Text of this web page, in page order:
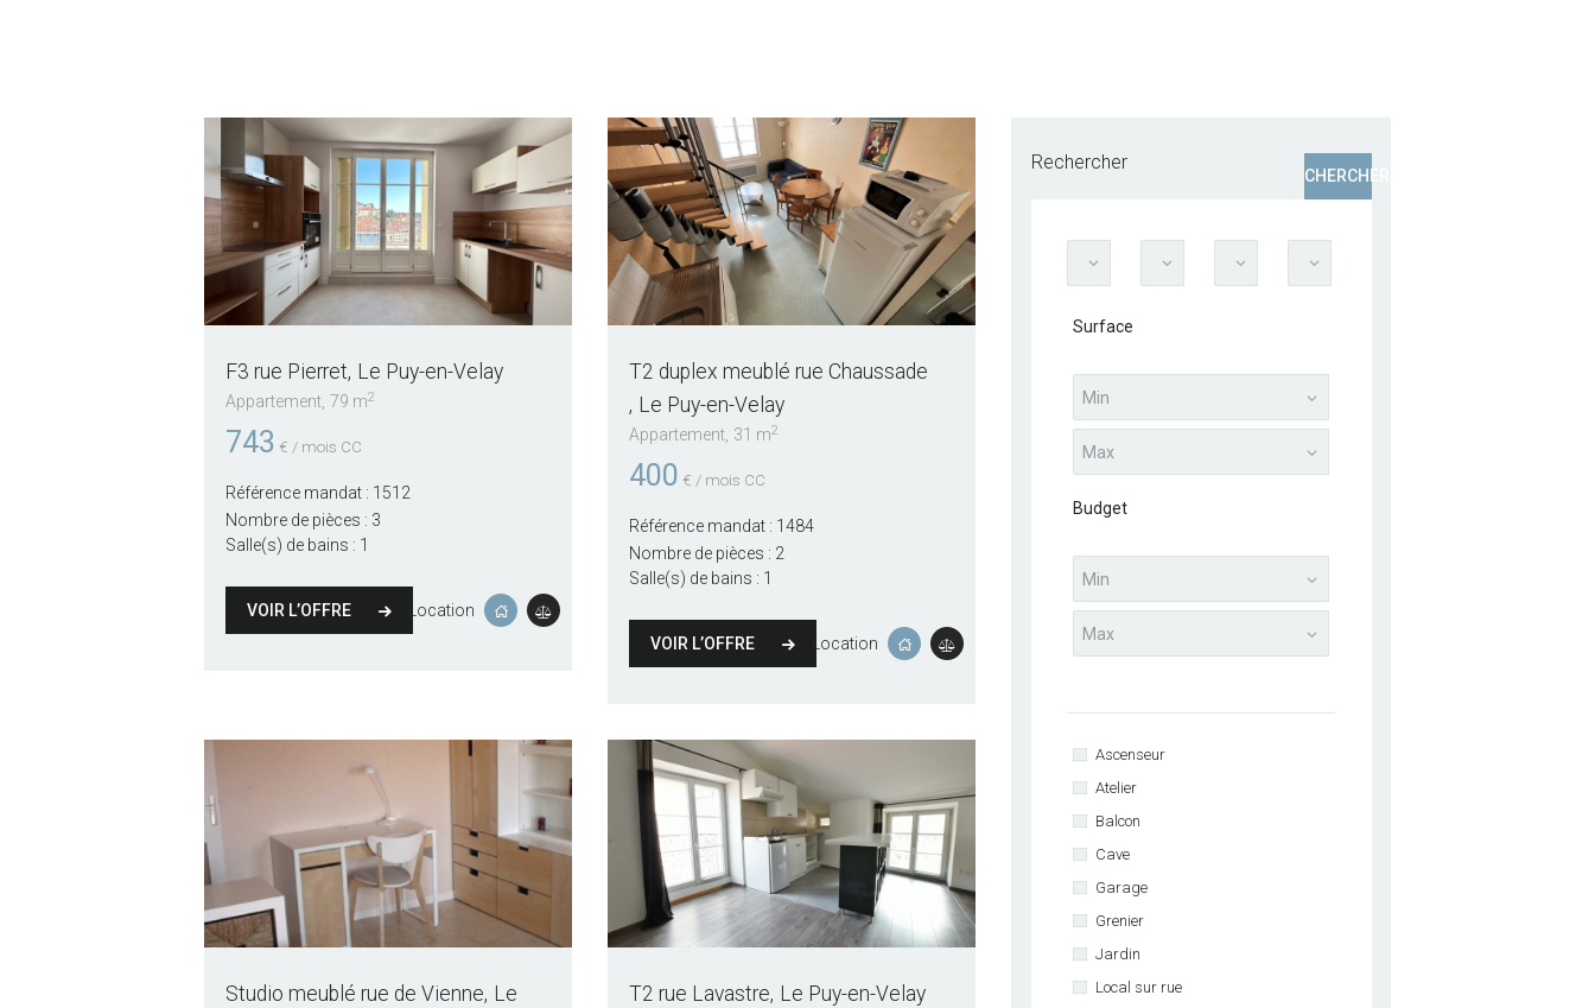
F3 rue Pierret Le Puy-en-Velay
Appartement 79 m2
743 € / mois CC
Référence mandat : 1512
Nombre de pièces : 3
Salle(s) de bains : 1
VOIR L’OFFRE Location
T2 duplex meublé rue Chaussade
Le Puy-en-Velay
Appartement 31 m2
400 € / mois CC
Référence mandat : 1484
Nombre de pièces : 2
Salle(s) de bains : 1
VOIR L’OFFRE Location
Studio meublé rue de Vienne Le
T2 rue Lavastre Le Puy-en-Velay
Rechercher
CHERCHER
Surface
Budget
Ascenseur
Atelier
Balcon
Cave
Garage
Grenier
Jardin
Local sur rue